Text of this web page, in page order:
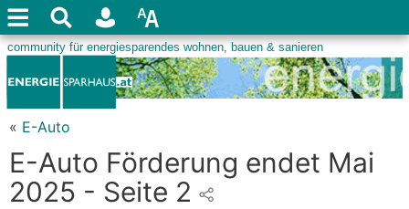
« E-Auto
E-Auto Förderung endet Mai
2025 - Seite 2